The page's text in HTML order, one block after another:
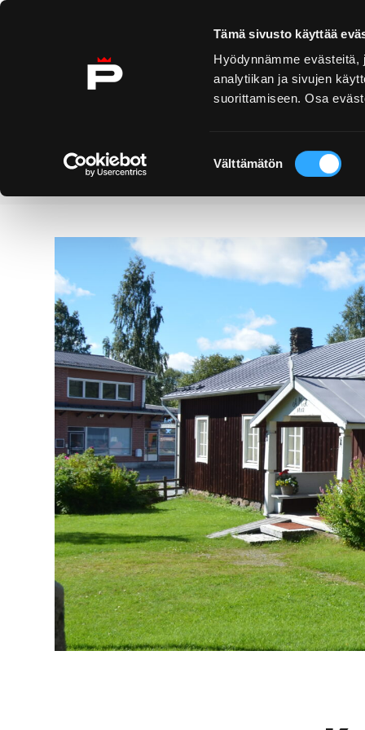
Tämä sivusto käyttää
Hyödynnämme
analytiikan ja sivujen
suorittamiseen. Osa
valinta
Välttämätön
Ohita sisältö
Etusivu